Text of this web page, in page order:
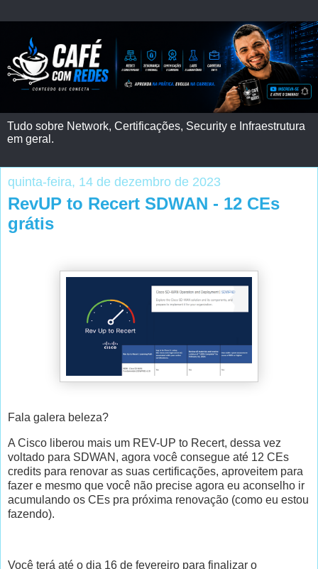
Tudo sobre Network, Certificações, Security e Infraestrutura
em geral.
quinta-feira, 14 de dezembro de 2023
RevUP to Recert SDWAN - 12 CEs
grátis
Fala galera beleza?
A Cisco liberou mais um REV-UP to Recert, dessa vez
voltado para SDWAN, agora você consegue até 12 CEs
credits para renovar as suas certificações, aproveitem para
fazer e mesmo que você não precise agora eu aconselho ir
acumulando os CEs pra próxima renovação (como eu estou
fazendo).
Você terá até o dia 16 de fevereiro para finalizar o